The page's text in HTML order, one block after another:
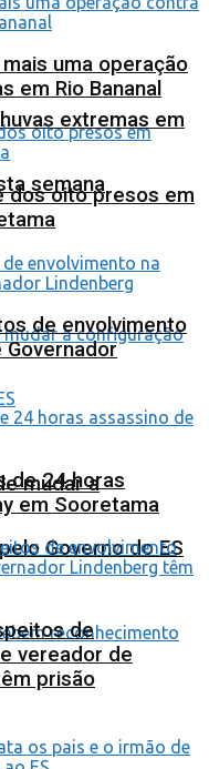
extremas em
semana
mudar a
Governo do ES
uma operação
em Rio Bananal
dos oito presos em
de envolvimento
de 24 horas
em Sooretama
de
vereador de
prisão